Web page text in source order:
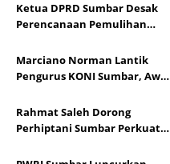
Ketua DPRD Sumbar Desak
Perencanaan Pemulihan
Marciano Norman Lantik
Pengurus KONI Sumbar, Awali
Rahmat Saleh Dorong
Perhiptani Sumbar Perkuat